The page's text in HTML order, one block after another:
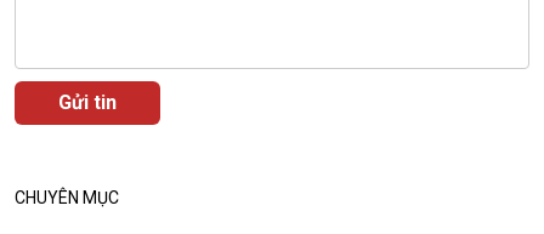
VOV1 đặc biệt
Các chương trình đặc biệt
CHUYÊN MỤC